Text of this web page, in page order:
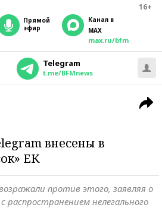
16+
прямой
эфир
Канал в
MAX
max.ru/bfm
Telegram
t.me/BFMnews
внесены в
ЕК
против этого, заявляя о
распространением нелегального